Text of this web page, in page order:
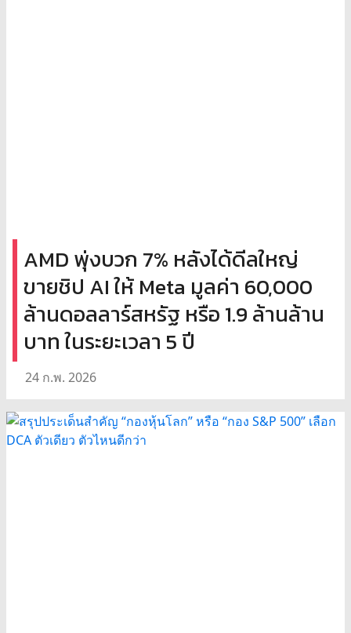
AMD พุ่งบวก 7% หลังได้ดีลใหญ่
ขายชิป AI ให้ Meta มูลค่า 60,000
ล้านดอลลาร์สหรัฐ หรือ 1.9 ล้านล้าน
บาท ในระยะเวลา 5 ปี
24 ก.พ. 2026